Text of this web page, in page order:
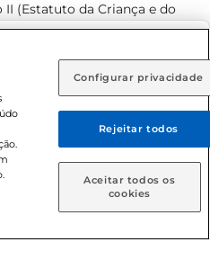
(GO)
Ou
como deseja receber
Retire em Loja
II (Estatuto da Criança e do
exclusivos para o
compras on-line é de R$
Todos os direitos
Prezunic.
Configurar privacidade
Rejeitar todos
Aceitar todos os
cookies